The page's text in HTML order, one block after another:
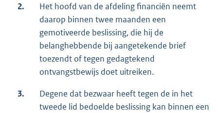
2.
Het hoofd van de afdeling financiën neemt
daarop binnen twee maanden een
gemotiveerde beslissing, die hij de
belanghebbende bij aangetekende brief
toezendt of tegen gedagtekend
ontvangstbewijs doet uitreiken.
3.
Degene dat bezwaar heeft tegen de in het
tweede lid bedoelde beslissing kan binnen een